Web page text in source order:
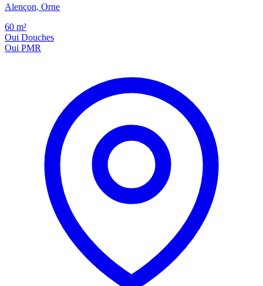
Alençon, Orne
60 m²
Oui Douches
Oui PMR